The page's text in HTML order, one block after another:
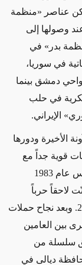
عناصر «منظمة
وصولها إلى
بدر» في
في سوريا،
دمشق بينما
في حلب
الإيراني.
الأخيرة ودورها
قوية جداً مع
إيران. وكانت هذه المنظمة قد أنشئت في الأساس عام 1983
لاحقاً حرباً
طائفية وحشية ضد السُنة بين عامَي 2004 و2006. وبعد نجاح حملات
بين العامين
سلسلة من
ديالى في